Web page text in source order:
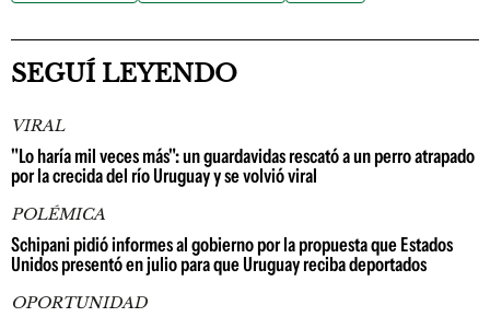
SEGUÍ LEYENDO
VIRAL
"Lo haría mil veces más": un guardavidas rescató a un perro atrapado
por la crecida del río Uruguay y se volvió viral
POLÉMICA
Schipani pidió informes al gobierno por la propuesta que Estados
Unidos presentó en julio para que Uruguay reciba deportados
OPORTUNIDAD